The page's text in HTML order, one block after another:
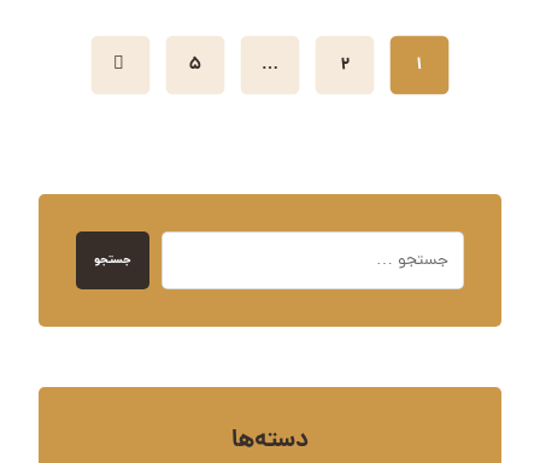
۱ ۲ … ۵
جستجو
دسته‌ها